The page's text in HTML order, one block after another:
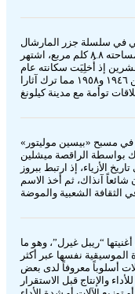
في سلسلة جزر المارشال
بالمحيط الهادئ يتألف من ٢٣ جزيرة وتبلغ مساحته ٨.٨ كلم مربع، اشتهر
إذ أُخلِيَت سكانته عام
١٩٤٦ واستخدمت لمختبرات وتجارب نووية بين ١٩٤٦ و١٩٥٨ مما ترك آثارا
حديث في مسبح «بيسين موليتور»
بواسطة الراقصة ميشلين
الأزياء، إذ ارتبط ببروز
شائعاً آنذاك، ثم أخذ الاسم
“ريبل غيرل”، وهو ما
الموسيقية نفسها عبر أكثر
أسلوباً معروفاً لدى بعض
والإنتاج قبل الاستقرار